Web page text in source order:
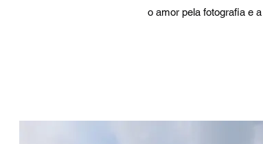
o amor pela fotografia e